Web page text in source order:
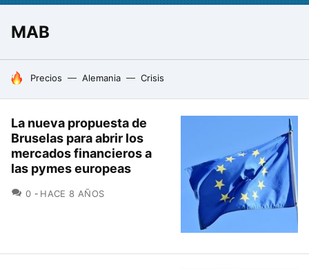
MAB
HOY SE HABLA DE
Precios Alemania Crisis
La nueva propuesta de
Bruselas para abrir los
mercados financieros a
las pymes europeas
0 COMENTARIOS
HACE 8 AÑOS